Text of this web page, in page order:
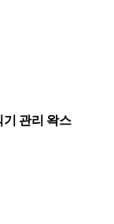
기 관리 왁스